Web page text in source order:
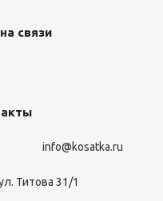
связи
info@kosatka.ru
Титова 31/1